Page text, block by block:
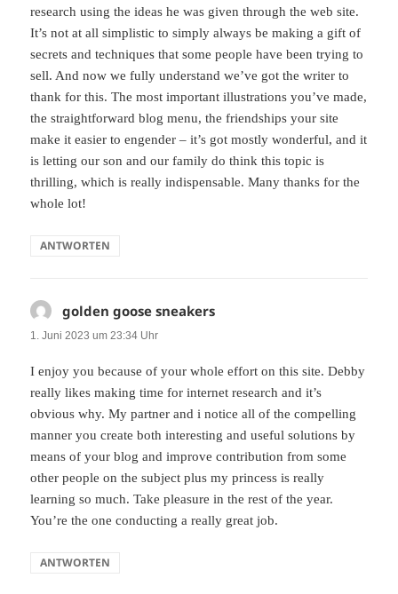
research using the ideas he was given through the web site.
It’s not at all simplistic to simply always be making a gift of
secrets and techniques that some people have been trying to
sell. And now we fully understand we’ve got the writer to
thank for this. The most important illustrations you’ve made,
the straightforward blog menu, the friendships your site
make it easier to engender – it’s got mostly wonderful, and it
is letting our son and our family do think this topic is
thrilling, which is really indispensable. Many thanks for the
whole lot!
ANTWORTEN
golden goose sneakers
1. Juni 2023 um 23:34 Uhr
I enjoy you because of your whole effort on this site. Debby
really likes making time for internet research and it’s
obvious why. My partner and i notice all of the compelling
manner you create both interesting and useful solutions by
means of your blog and improve contribution from some
other people on the subject plus my princess is really
learning so much. Take pleasure in the rest of the year.
You’re the one conducting a really great job.
ANTWORTEN